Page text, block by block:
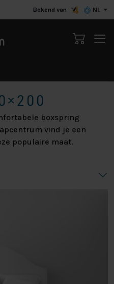
Bekend van NL
boxspring
vind je een
populaire maat.